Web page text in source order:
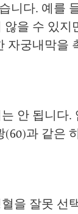
니다. 예를
을 수 있
궁내막을
안 됩니
과 같은
을 잘못